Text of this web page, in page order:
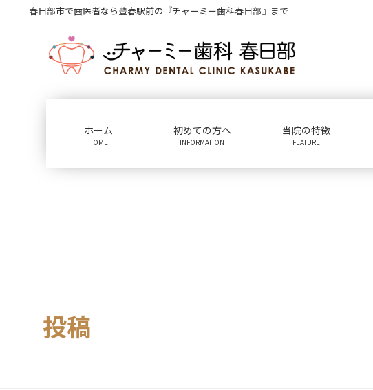
春日部市で歯医者なら豊春駅前の『チャーミー歯科春日部』まで
ホーム
HOME
初めての方へ
INFORMATION
当院の特徴
FEATURE
投稿